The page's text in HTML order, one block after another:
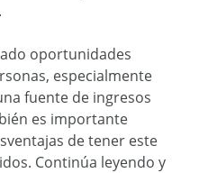
oportunidades
especialmente
fuente de ingresos
es importante
de tener este
Continúa leyendo y